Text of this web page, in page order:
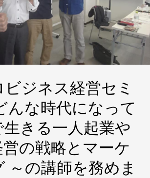
ジネス経営セミ
んな時代になって
生きる一人起業や
の戦略とマーケ
～の講師を務めま